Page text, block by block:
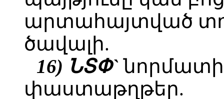
արտահայտված
ծավալի.
16) ՆՏՓ`
փաստաթղթեր.